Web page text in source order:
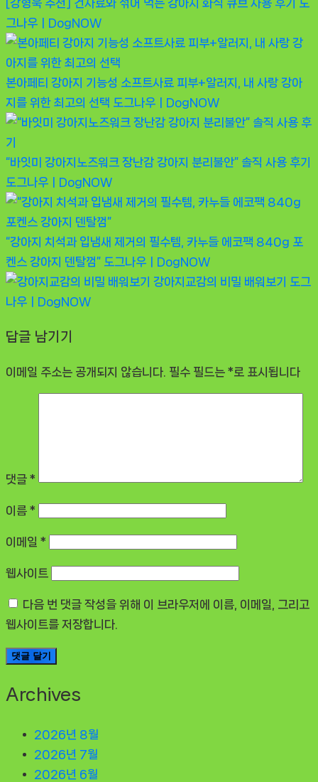
[강형욱 추천] 건사료와 섞어 먹는 강아지 화식 큐브 사용 후기
도
그나우ㅣDogNOW
본아페티 강아지 기능성 소프트사료 피부+알러지, 내 사랑 강아
지를 위한 최고의 선택 도그나우ㅣDogNOW
“바잇미 강아지노즈워크 장난감 강아지 분리불안” 솔직 사용 후기
도그나우ㅣDogNOW
“강아지 치석과 입냄새 제거의 필수템, 카누들 에코팩 840g 포
켄스 강아지 덴탈껌” 도그나우ㅣDogNOW
강아지교감의 비밀 배워보기
도그
나우ㅣDogNOW
답글 남기기
이메일 주소는 공개되지 않습니다. 필수 필드는 *로 표시됩니다
댓글 *
이름 *
이메일 *
웹사이트
다음 번 댓글 작성을 위해 이 브라우저에 이름, 이메일, 그리고
웹사이트를 저장합니다.
Archives
2026년 8월
2026년 7월
2026년 6월